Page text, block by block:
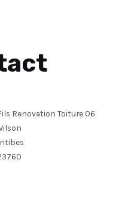
Renovation Toiture 06